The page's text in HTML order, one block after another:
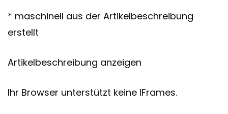
* maschinell aus der Artikelbeschreibung
erstellt
Artikelbeschreibung anzeigen
Ihr Browser unterstützt keine IFrames.